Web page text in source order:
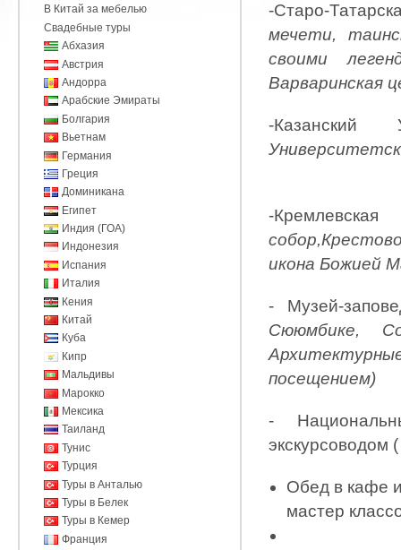
-Старо-
мечети,
своими
Варваринская
-Казанский
-
икона Божией
- Музей-
Сююмбике,
посещением)
-
экскурсоводом
Обед в кафе
мастер
В Китай за мебелью
Свадебные туры
Абхазия
Австрия
Андорра
Арабские Эмираты
Болгария
Вьетнам
Германия
Греция
Доминикана
Египет
Индия (ГОА)
Индонезия
Испания
Италия
Кения
Китай
Куба
Кипр
Мальдивы
Марокко
Мексика
Таиланд
Тунис
Турция
Туры в Анталью
Туры в Белек
Туры в Кемер
Франция